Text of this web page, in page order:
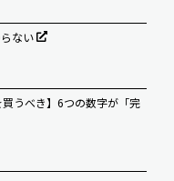
ない
買うべき】6つの数字が「完